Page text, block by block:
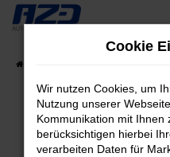
Zum
springen
Cookie
Wir nutzen Cookies, um
Nutzung unserer
Kommunikation mit Ihnen
berücksichtigen hierbei
verarbeiten Daten für